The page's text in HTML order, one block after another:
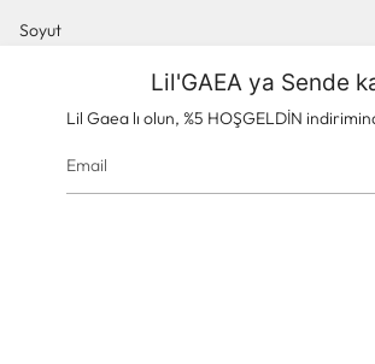
Ürünler
Lil'GAEA ya Sende
Lil Gaea lı olun, %5 HOŞGELDİN
Soyut
Panoramik & Manzara